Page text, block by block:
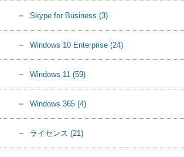
Skype for Business (3)
Windows 10 Enterprise (24)
Windows 11 (59)
Windows 365 (4)
ライセンス (21)